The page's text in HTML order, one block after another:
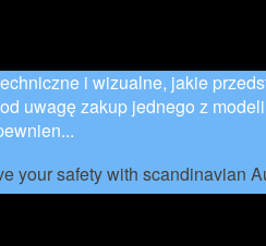
i wizualne, jakie
uwagę zakup jednego z
your safety with scandinavian